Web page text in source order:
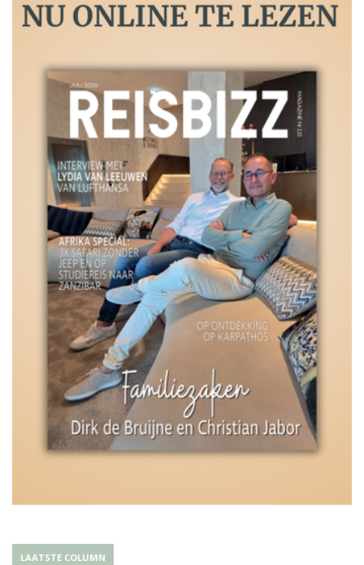
LAATSTE COLUMN